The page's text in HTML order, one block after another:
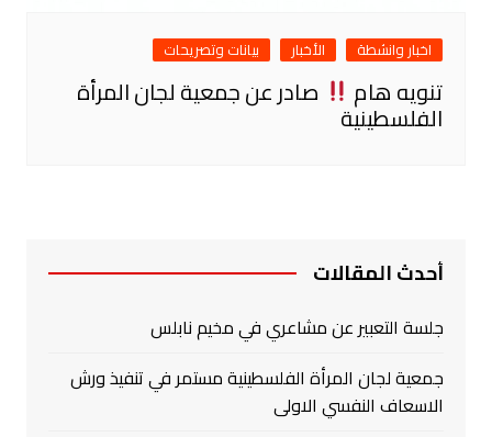
اخبار وانشطة الأخبار بيانات وتصريحات
تنويه هام صادر عن جمعية لجان المرأة
الفلسطينية
أحدث المقالات
جلسة التعبير عن مشاعري في مخيم نابلس
جمعية لجان المرأة الفلسطينية مستمر في تنفيذ ورش
الاسعاف النفسي الاولى